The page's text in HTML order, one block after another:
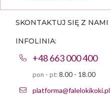
SKONTAKTUJ SIĘ Z NAMI
INFOLINIA:
+48 663 000 400
pon - pt:8.00 - 18.00
platforma@falelokikoki.pl